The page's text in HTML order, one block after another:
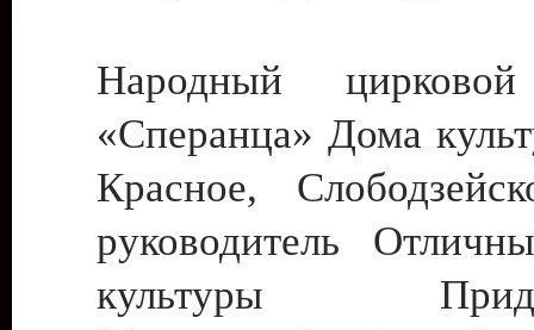
Народный цирковой
«Сперанца» Дома
Красное,
руководитель
культуры